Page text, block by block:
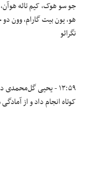
جو سو هوک، کیم تائه
هو، یون بیت گارام، وون
نگرائو
۱۳:۵۹ - یحیی
کوتاه انجام داد و از